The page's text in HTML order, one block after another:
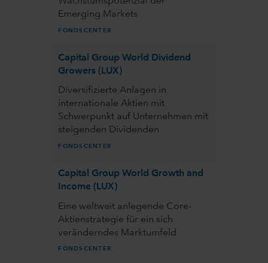
Emerging Markets
FONDSCENTER
Capital Group World Dividend
Growers (LUX)
Diversifizierte Anlagen in
internationale Aktien mit
Schwerpunkt auf Unternehmen mit
steigenden Dividenden
FONDSCENTER
Capital Group World Growth and
Income (LUX)
Eine weltweit anlegende Core-
Aktienstrategie für ein sich
veränderndes Marktumfeld
FONDSCENTER